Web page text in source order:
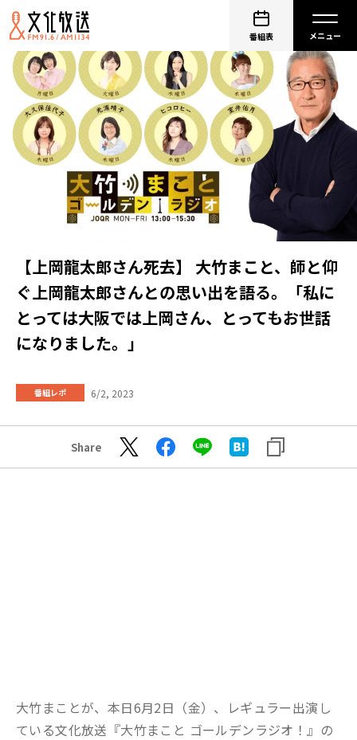
番組表
【上岡龍太郎さん死去】 大竹まこと、師と仰
ぐ上岡龍太郎さんとの思い出を語る。「私に
とっては大阪では上岡さん、とってもお世話
になりました。」
番組レポ 6/2, 2023
Share
大竹まことが、本日6月2日（金）、レギュラー出演し
ている文化放送『大竹まこと ゴールデンラジオ！』の